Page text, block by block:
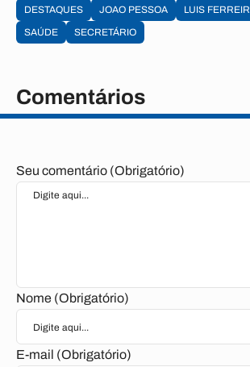
DESTAQUES JOAO PESSOA LUIS
SAÚDE
SECRETÁRIO
Comentários
Seu comentário (Obrigatório)
Nome (Obrigatório)
E-mail (Obrigatório)